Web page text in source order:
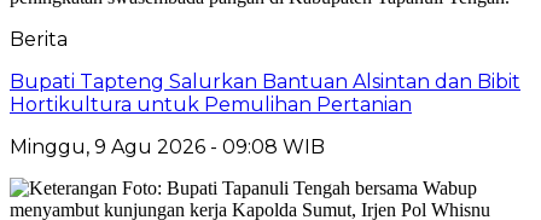
Berita
Bupati Tapteng Salurkan Bantuan Alsintan dan Bibit
Hortikultura untuk Pemulihan Pertanian
Minggu, 9 Agu 2026 - 09:08 WIB